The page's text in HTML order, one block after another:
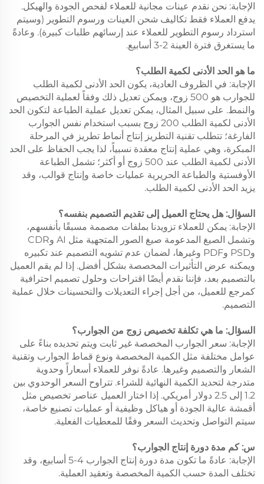
الإجابة: نحن نقدم عينات مجانية للعملاء لفحص الجودة والهيكل.
يدفع العملاء فقط تكاليف شحن العينات ورسوم التطوير (وسيتم
استرداد رسوم التطوير للعملاء عند إرسائهم طلبات كبيرة). وعادةً
ما يستغرق فترة العينة 2-3 أسابيع.
ما هو الحد الأدنى لكمية الطلب؟
الإجابة: في الظروف العادية، يكون الحد الأدنى لكمية الطلب
للجوارب هو 500 زوج، ويمكن تعديل ذلك وفقاً لعملية التخصيص
والنمط. على سبيل المثال، يمكن تعديل عملية الطباعة لتكون الحد
الأدنى لكمية الطلب 200 زوج بسبب استخدام نفس الجوارب
الفارغة؛ تتطلب تقنية التطريز إنتاج أنماط تطريز في المرحلة
المبكرة، وهي عملية إنتاج معقدة نسبياً، لذا يجب الحفاظ على الحد
الأدنى لكمية الطلب عند 500 زوج أو أكثر؛ تشمل الطباعة
الأوفستية والطباعة الحريرية عمليات خاصة وإنتاج قوالب، وقد
يزيد الحد الأدنى لكمية الطلب.
السؤال: هل يحتاج العميل إلى تقديم التصميم بنفسه؟
الإجابة: يمكن للعملاء تزويدنا بملفات مصممة مسبقًا بأنفسهم،
وتشمل الصيغ المدعومة صيغ الصور المتجهية مثل AI وCDR
وPSD وPDF وغيرها، لضمان عدم تشويه التصميم عند تكبيره
ويمكنه عرض التأثيرات المخصصة بشكل أفضل. إذا لم يقم العميل
بالتصميم بعد، فإننا نقدم أيضًا اقتراحات وحلول تصميم احترافية
كمرجع للعميل، من أجل إجراء التعديلات والتحسينات خلال عملية
التصميم.
السؤال: ما هي تكلفة تخصيص زوج من الجوارب؟
الإجابة: سعر الجوارب المخصصة غير ثابت ويتم تحديده بناءً على
عوامل مختلفة مثل الكمية المخصصة ونوع قماط الجوارب وتقنية
الشعار والتصميم وغيرها. عادةً نوفر للعملاء أسعاراً وحدوية
متدرجة لتحديد الكمية النهائية للشراء. تتراوح السعر الوحدوي بين
1.2 إلى 2.5 دولار أمريكي. إذا اختار العميل عناصر تخصيص مثل
أقمشة عالية الجودة أو هياكل وظيفية أو عمليات تصنيع خاصة،
سيتم التواصل وتحديث السعر وفقًا للمعطيات الفعلية.
س: كم مدة دورة إنتاج الجوارب؟
الإجابة: عادةً ما تكون مدة دورة إنتاج الجوارب 4-5 أسابيع، وقد
تختلف المدة حسب الكمية المخصصة وتعقيد العملية.